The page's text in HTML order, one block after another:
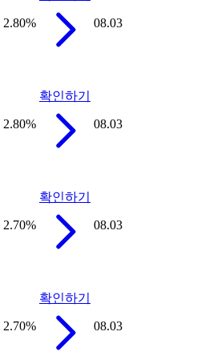
2.80% 08.03
2.80%
확인하기
08.03
2.70%
확인하기
08.03
2.70%
확인하기
08.03